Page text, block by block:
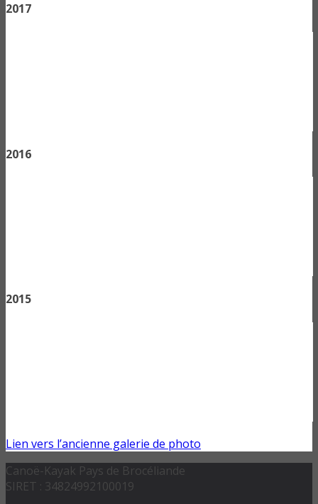
2017
2016
2015
Lien vers l’ancienne galerie de photo
Canoë-Kayak Pays de Brocéliande
SIRET : 34824992100019